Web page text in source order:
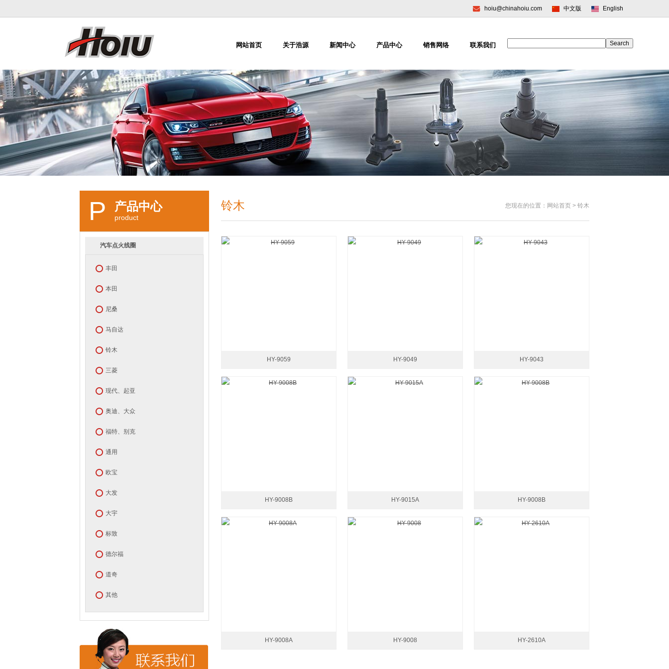
English
中文版
hoiu@chinahoiu.com
网站首页 关于浩源 新闻中心 产品中心 销售网络 联系我们
P 产品中心
product
汽车点火线圈
丰田
本田
尼桑
马自达
铃木
三菱
现代、起亚
奥迪、大众
福特、别克
通用
欧宝
大发
大宇
标致
德尔福
道奇
其他
您现在的位置： 网站首页 > 铃木
铃木
HY-9059 HY-9049 HY-9043
HY-9008B HY-9015A HY-9008B
HY-9008A HY-9008 HY-2610A